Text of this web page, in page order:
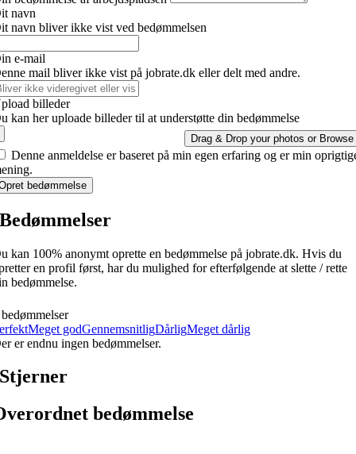
navn
navn bliver ikke vist ved bedømmelsen
e-mail
mail bliver ikke vist på jobrate.dk eller delt med andre.
billeder
kan her uploade billeder til at understøtte din bedømmelse
Drag & Drop your photos or Browse
Denne anmeldelse er baseret på min egen erfaring og er min
bedømmelse
Bedømmelser
kan 100% anonymt oprette en bedømmelse på jobrate.dk. Hvis du
en profil først, har du mulighed for efterfølgende at slette / rette
bedømmelse.
Meget godGennemsnitligDårligMeget dårlig
er endnu ingen bedømmelser.
Stjerner
bedømmelse